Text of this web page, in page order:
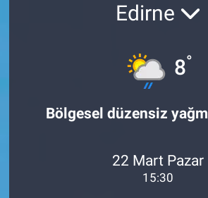
Edirne
8°
Bölgesel düzensiz
22 Mart Pazar
15:30
Sağlıklı Yaşam
Yaşam